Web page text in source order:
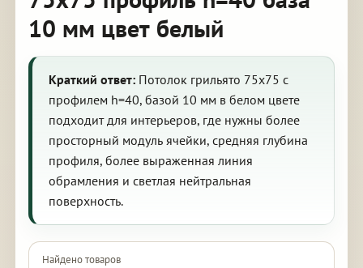
10 мм цвет белый
Краткий ответ:Потолок грильято 75х75 с
профилем h=40, базой 10 мм в белом цвете
подходит для интерьеров, где нужны более
просторный модуль ячейки, средняя глубина
профиля, более выраженная линия
обрамления и светлая нейтральная
поверхность.
Найдено товаров